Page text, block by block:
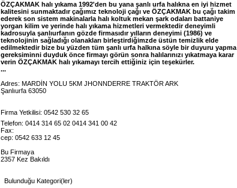
ÖZÇAKMAK halı yıkama 1992'den bu yana şanlı urfa halıkna en iyi hizmet
kalitesini sunmaktadır çağımız teknoloji çağı ve ÖZÇAKMAK bu çağı takim
ederek son sistem makinalarla halı koltuk mekan şark odaları battaniye
yorgan kilim ve yerinde halı yıkama hizmetleri vermektedir deneyimli
kadrosuyla şanlıurfanın gözde firmasıdır yılların deneyimi (1986) ve
teknolojinin sağladığı olanakları birleştirdiğimzde üstün temizlik elde
edilmektedir bize bu yüzden tüm şanlı urfa halkına söyle bir duyuru yapma
gereksiminni duyduk önce firmayı görün sonra halılarınızı yıkatmaya karar
verin ÖZÇAKMAK halı yıkamayı tercih ettiğiniz için teşekürler.
...
Adres: MARDİN YOLU 5KM JHONNDERRE TRAKTÖR ARK
Şanlıurfa 63050
Firma Yetkilisi: 0542 530 32 65
Telefon: 0414 314 65 02 0414 341 00 42
Fax:
cep: 0542 633 12 45
Bu Firmaya
2357 Kez Bakıldı
Bulunduğu Kategori(ler)